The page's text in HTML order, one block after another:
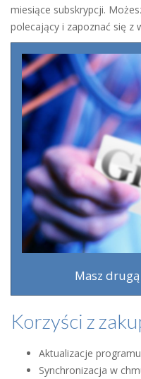
miesiące subskrypcji.
polecający i zapoznać się
Masz
Korzyści z
Aktualizacje
Synchronizacja w